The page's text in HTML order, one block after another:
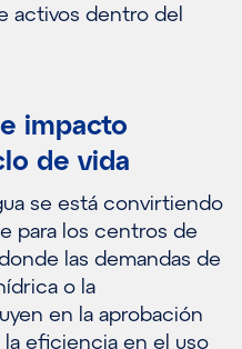
activos dentro del
impacto
de vida
se está convirtiendo
para los centros de
las demandas de
o la
en la aprobación
la eficiencia en el uso